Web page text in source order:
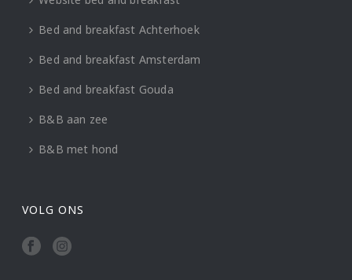
Bed and breakfast Achterhoek
Bed and breakfast Amsterdam
Bed and breakfast Gouda
B&B aan zee
B&B met hond
VOLG ONS